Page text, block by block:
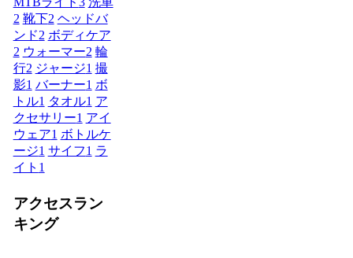
2 靴下2 ヘッドバ
ンド2 ボディケア
2 ウォーマー2 輪
行2 ジャージ1 撮
影1 バーナー1 ボ
トル1 タオル1 ア
クセサリー1 アイ
ウェア1 ボトルケ
ージ1 サイフ1 ラ
イト 1
アクセスラン
キング